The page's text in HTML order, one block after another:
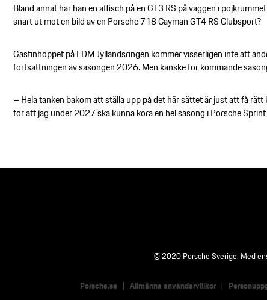
Bland annat har han en affisch på en GT3 RS på väggen i
snart ut mot en bild av en Porsche 718 Cayman GT4 RS Clubsport?
Gästinhoppet på FDM Jyllandsringen kommer visserligen inte att
fortsättningen av säsongen 2026. Men kanske för kommande
– Hela tanken bakom att ställa upp på det här sättet är just att få
för att jag under 2027 ska kunna köra en hel säsong i Porsche
© 2020 Porsche Sverige. Med
Porsche.se Allmänna användarvillkor